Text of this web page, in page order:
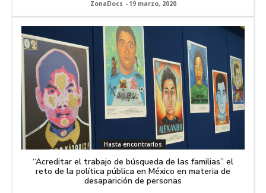
ZonaDocs - 19 marzo, 2020
Hasta encontrarlos
“Acreditar el trabajo de búsqueda de las familias” el
reto de la política pública en México en materia de
desaparición de personas